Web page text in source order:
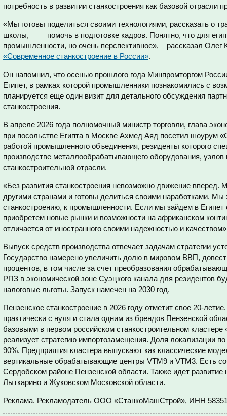
потребность в развитии станкостроения как базовой отрасли
«Мы готовы поделиться своими технологиями, рассказать о
школы, помочь в подготовке кадров. Понятно, что для
промышленности, но очень перспективное», – рассказал Олег
«Современное станкостроение в России».
Он напомнил, что осенью прошлого года Минпромторгом
Египет, в рамках которой промышленники познакомились с
планируется еще один визит для детального обсуждения
станкостроения.
В апреле 2026 года полномочный министр торговли, глава
при посольстве Египта в Москве Ахмед Аяд посетил шоурум
работой промышленного объединения, резиденты которого
производстве металлообрабатывающего оборудования,
станкостроительной отрасли.
«Без развития станкостроения невозможно движение
другими странами и готовы делиться своими наработками.
станкостроению, к промышленности. Если мы зайдем в
приобретем новые рынки и возможности на африканском
отличается от иностранного своими надежностью и
Выпуск средств производства отвечает задачам стратегии
Государство намерено увеличить долю в мировом ВВП,
процентов, в том числе за счет преобразования
РПЗ в экономической зоне Суэцкого канала для резидентов
налоговые льготы. Запуск намечен на 2030 год.
Пензенское станкостроение в 2026 году отметит свое 20-
практически с нуля и стала одним из брендов Пензенской
базовыми в первом российском станкостроительном
реализует стратегию импортозамещения. Доля локализации
90%. Предприятия кластера выпускают как классические
вертикальные обрабатывающие центры VTM9 и VTM3. Есть
Сердобском районе Пензенской области. Также идет
Лыткарино и Жуковском Московской области.
Реклама. Рекламодатель ООО «СтанкоМашСтрой», ИНН